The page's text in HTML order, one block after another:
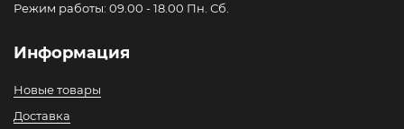
Режим работы: 09.00 - 18.00 Пн. Сб.
Информация
Новые товары
Доставка